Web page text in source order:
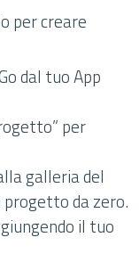
per creare
dal tuo App
per
galleria del
da zero.
il tuo